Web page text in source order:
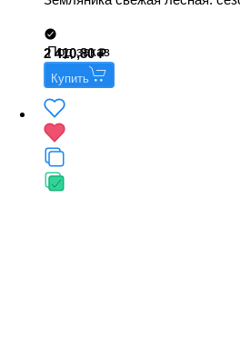
Под заказ
2 410,80
Купить